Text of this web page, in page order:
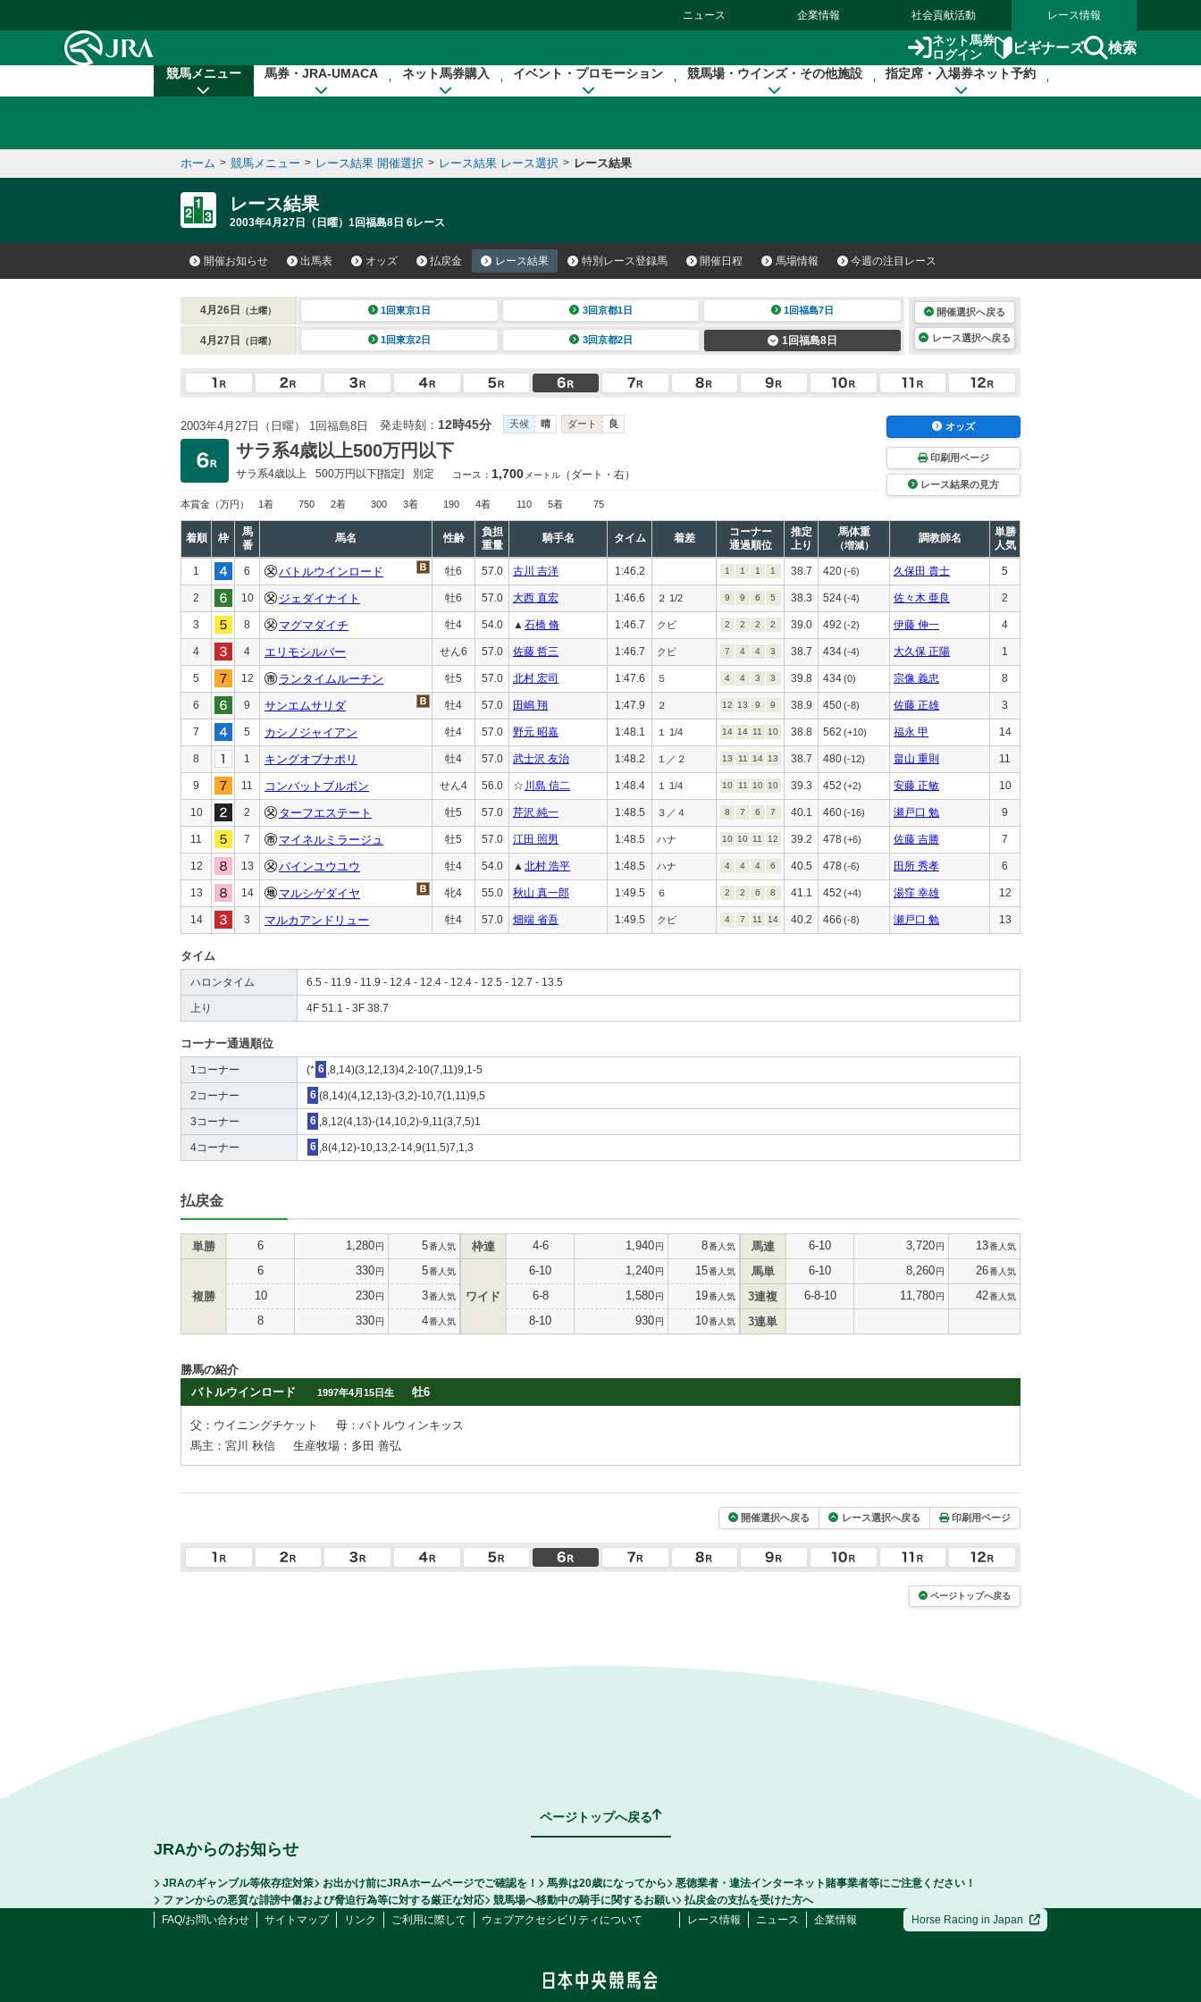
ニュース 企業情報 社会貢献活動 レース情報
ネット馬券
ログイン
ビギナーズ 検索
競馬メニュー 馬券・JRA-UMACA ネット馬券購入 イベント・プロモーション 競馬場・ウインズ・その他施設 指定席・入場券ネット予約
ホーム > 競馬メニュー > レース結果 開催選択 > レース結果 レース選択 > レース結果
レース結果
2003年4月27日（日曜）1回福島8日 6レース
開催お知らせ 出馬表 オッズ 払戻金 レース結果 特別レース登録馬 開催日程 馬場情報 今週の注目レース
4月26日 （土曜） 1回東京1日 3回京都1日 1回福島7日
4月27日 （日曜） 1回東京2日 3回京都2日 1回福島8日
開催選択へ戻る
レース選択へ戻る
2003年4月27日（日曜） 1回福島8日 発走時刻： 12時45分 天候 晴 ダート 良
サラ系4歳以上500万円以下
サラ系4歳以上 500万円以下[指定] 別定 コース： 1,700 メートル （ダート・右）
本賞金 （万円） 1着 750 2着 300 3着 190 4着 110 5着 75
オッズ
印刷用ページ
レース結果の見方
着順 枠
馬
番
馬名 性齢
負担
重量
騎手名 タイム 着差
コーナー
通過順位
推定
上り
馬体重
（増減）
調教師名
単勝
人気
1 6 バトルウインロード 牡6 57.0 古川 吉洋 1:46.2 1 1 1 1 38.7 420(-6) 久保田 貴士 5
2 10 ジェダイナイト 牡6 57.0 大西 直宏 1:46.6 ２ 1/2 9 9 6 5 38.3 524(-4) 佐々木 亜良 2
3 8 マグマダイチ 牡4 54.0 ▲ 石橋 脩 1:46.7 クビ 2 2 2 2 39.0 492 (-2) 伊藤 伸一 4
4 4 エリモシルバー せん6 57.0 佐藤 哲三 1:46.7 クビ 7 4 4 3 38.7 434(-4) 大久保 正陽 1
5 12 ランタイムルーチン 牡5 57.0 北村 宏司 1:47.6 ５ 4 4 3 3 39.8 434(0) 宗像 義忠 8
6 9 サンエムサリダ 牡4 57.0 田嶋 翔 1:47.9 ２ 12 13 9 9 38.9 450(-8) 佐藤 正雄 3
7 5 カシノジャイアン 牡4 57.0 野元 昭嘉 1:48.1 １ 1/4 14 14 11 10 38.8 562 (+10) 福永 甲 14
8 1 キングオブナポリ 牡4 57.0 武士沢 友治 1:48.2 １／２ 13 11 14 13 38.7 480(-12) 畠山 重則 11
9 11 コンバットブルボン せん4 56.0 ☆ 川島 信二 1:48.4 １ 1/4 10 11 10 10 39.3 452 (+2) 安藤 正敏 10
10 2 ターフエステート 牡5 57.0 芹沢 純一 1:48.5 ３／４ 8 7 6 7 40.1 460(-16) 瀬戸口 勉 9
11 7 マイネルミラージュ 牡5 57.0 江田 照男 1:48.5 ハナ 10 10 11 12 39.2 478(+6) 佐藤 吉勝 7
12 13 パインユウユウ 牡4 54.0 ▲ 北村 浩平 1:48.5 ハナ 4 4 4 6 40.5 478 (-6) 田所 秀孝 6
13 14 マルシゲダイヤ 牝4 55.0 秋山 真一郎 1:49.5 ６ 2 2 6 8 41.1 452 (+4) 湯窪 幸雄 12
14 3 マルカアンドリュー 牡4 57.0 畑端 省吾 1:49.5 クビ 4 7 11 14 40.2 466 (-8) 瀬戸口 勉 13
タイム
ハロンタイム 6.5 - 11.9 - 11.9 - 12.4 - 12.4 - 12.4 - 12.5 - 12.7 - 13.5
上り 4F 51.1 - 3F 38.7
コーナー通過順位
1コーナー (* 6 ,8,14)(3,12,13)4,2-10(7,11)9,1-5
2コーナー 6 (8,14)(4,12,13)-(3,2)-10,7(1,11)9,5
3コーナー 6 ,8,12(4,13)-(14,10,2)-9,11(3,7,5)1
4コーナー 6 ,8(4,12)-10,13,2-14,9(11,5)7,1,3
払戻金
単勝 6 1,280円 5番人気
複勝
6 330円 5番人気
10 230円 3番人気
8 330円 4番人気
枠連 4-6 1,940円 8番人気
ワイド
6-10 1,240円 15番人気
6-8 1,580円 19番人気
8-10 930円 10番人気
馬連 6-10 3,720円 13番人気
馬単 6-10 8,260円 26番人気
3連複 6-8-10 11,780円 42番人気
3連単
勝馬の紹介
バトルウインロード
1997年4月15日生 牡6
父：ウイニングチケット
母：バトルウィンキッス
馬主：宮川 秋信
生産牧場：多田 善弘
開催選択へ戻る レース選択へ戻る 印刷用ページ
ページトップへ戻る
ページトップへ戻る
JRAからのお知らせ
JRAのギャンブル等依存症対策 お出かけ前にJRAホームページでご確認を！ 馬券は20歳になってから
悪徳業者・違法インターネット賭事業者等にご注意ください！
ファンからの悪質な誹謗中傷および脅迫行為等に対する厳正な対応
競馬場へ移動中の騎手に関するお願い
払戻金の支払を受けた方へ
FAQ/お問い合わせ
サイトマップ リンク ご利用に際して ウェブアクセシビリティについて レース情報 ニュース 企業情報 Horse Racing in Japan